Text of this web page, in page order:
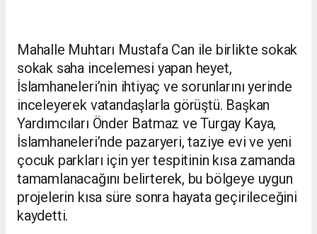
Mahalle Muhtarı Mustafa Can ile birlikte sokak
sokak saha incelemesi yapan heyet,
İslamhaneleri’nin ihtiyaç ve sorunlarını yerinde
inceleyerek vatandaşlarla görüştü. Başkan
Yardımcıları Önder Batmaz ve Turgay Kaya,
İslamhaneleri’nde pazaryeri, taziye evi ve yeni
çocuk parkları için yer tespitinin kısa zamanda
tamamlanacağını belirterek, bu bölgeye uygun
projelerin kısa süre sonra hayata geçirileceğini
kaydetti.